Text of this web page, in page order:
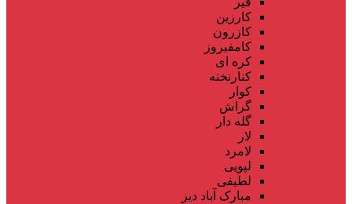
کارزین
کازرون
کامفیروز
کره ای
کنارتخته
کوار
گراش
گله دار
لار
لامرد
لپویی
لطیفی
مبارک آباد دیز